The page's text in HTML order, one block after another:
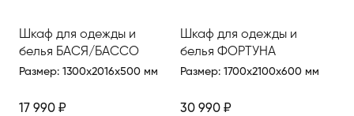
Шкаф для одежды и
белья БАСЯ/БАССО
Размер: 1300x2016x500 мм
17 990 ₽
Шкаф для одежды и
белья ФОРТУНА
Размер: 1700x2100x600 мм
30 990₽